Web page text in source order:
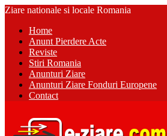
Ziare nationale si locale Romania
Home
Anunt Pierdere Acte
Reviste
Stiri Romania
Anunturi Ziare
Anunturi Ziare Fonduri Europene
Contact